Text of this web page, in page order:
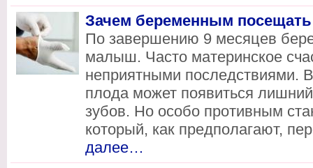
Зачем беременным посещать
По завершению 9 месяцев
малыш. Часто материнское
неприятными последствиями.
плода может появиться
зубов. Но особо противным
который, как предполагают,
далее…